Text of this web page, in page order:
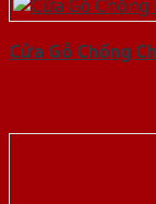
Cửa Gỗ Chống